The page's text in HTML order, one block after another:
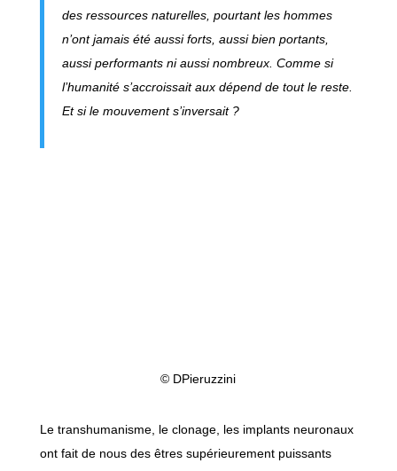
des ressources naturelles, pourtant les hommes
n’ont jamais été aussi forts, aussi bien portants,
aussi performants ni aussi nombreux. Comme si
l’humanité s’accroissait aux dépend de tout le reste.
Et si le mouvement s’inversait ?
© DPieruzzini
Le transhumanisme, le clonage, les implants neuronaux
ont fait de nous des êtres supérieurement puissants